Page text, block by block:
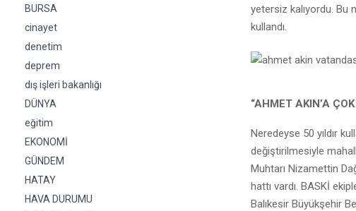
yetersiz kalıyordu. Bu
kullandı.
“AHMET AKIN’A
Neredeyse 50 yıldır
değiştirilmesiyle
Muhtarı Nizamettin
hattı vardı. BASKİ
Balıkesir Büyükşehir
BURSA
cinayet
denetim
deprem
dış işleri bakanlığı
DÜNYA
eğitim
EKONOMİ
GÜNDEM
HATAY
HAVA DURUMU